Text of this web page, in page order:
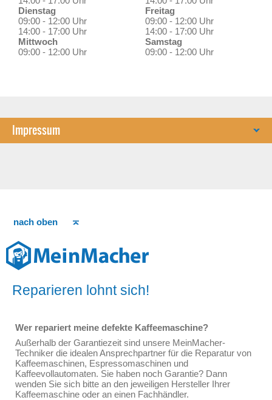
Dienstag
09:00 - 12:00 Uhr
14:00 - 17:00 Uhr
Mittwoch
09:00 - 12:00 Uhr
Freitag
09:00 - 12:00 Uhr
14:00 - 17:00 Uhr
Samstag
09:00 - 12:00 Uhr
Impressum
nach oben
Reparieren lohnt sich!
Wer repariert meine defekte Kaffeemaschine?
Außerhalb der Garantiezeit sind unsere MeinMacher-
Techniker die idealen Ansprechpartner für die Reparatur von
Kaffeemaschinen, Espressomaschinen und
Kaffeevollautomaten. Sie haben noch Garantie? Dann
wenden Sie sich bitte an den jeweiligen Hersteller Ihrer
Kaffeemaschine oder an einen Fachhändler.